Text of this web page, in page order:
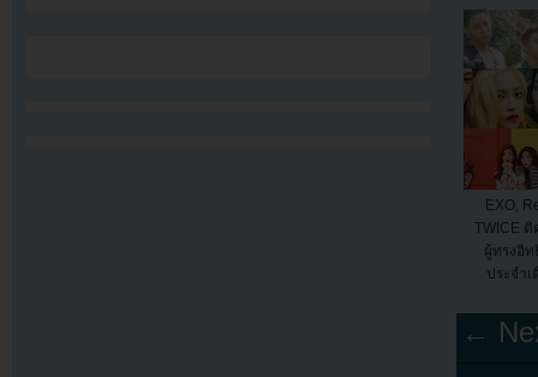
EXO,
TWICE
ผู้ทรงอิ
ประจำ
←